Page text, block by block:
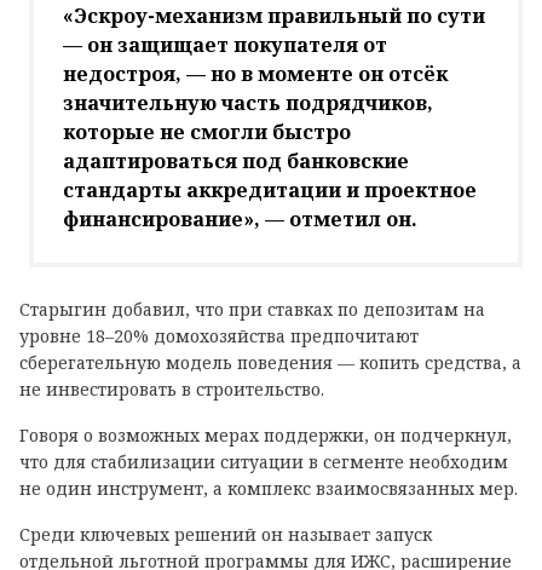
«Эскроу-механизм правильный по сути
— он защищает покупателя от
недостроя, — но в моменте он отсёк
значительную часть подрядчиков,
которые не смогли быстро
адаптироваться под банковские
стандарты аккредитации и проектное
финансирование», — отметил он.
Старыгин добавил, что при ставках по депозитам на
уровне 18–20% домохозяйства предпочитают
сберегательную модель поведения — копить средства, а
не инвестировать в строительство.
Говоря о возможных мерах поддержки, он подчеркнул,
что для стабилизации ситуации в сегменте необходим
не один инструмент, а комплекс взаимосвязанных мер.
Среди ключевых решений он называет запуск
отдельной льготной программы для ИЖС, расширение